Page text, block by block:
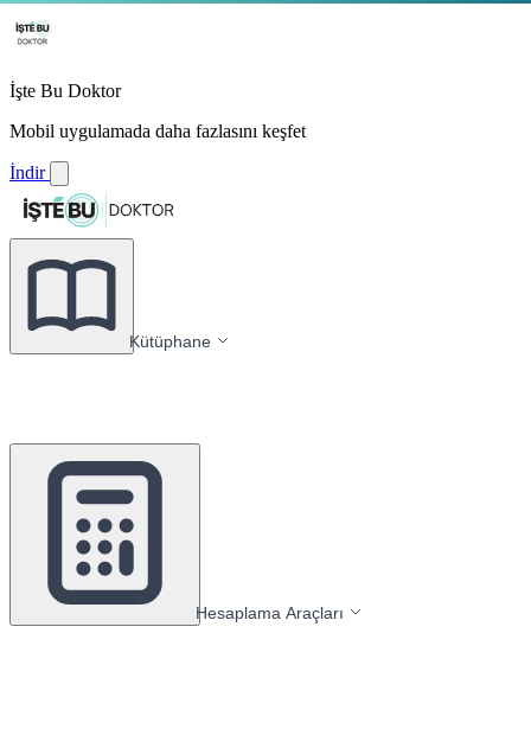
İşte Bu Doktor
Mobil uygulamada daha fazlasını keşfet
İndir
Kütüphane
Hesaplama Araçları